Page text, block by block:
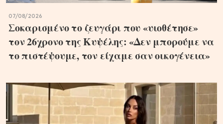
07/08/2026
Σοκαρισμένο το ζευγάρι που «υιοθέτησε»
τον 26χρονο της Κυψέλης: «Δεν μπορούμε να
το πιστέψουμε, τον είχαμε σαν οικογένεια»